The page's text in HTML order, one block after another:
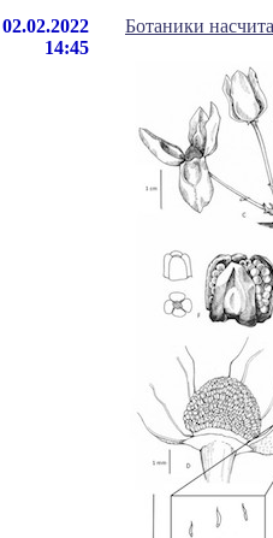
02.02.2022
14:45
Ботаники